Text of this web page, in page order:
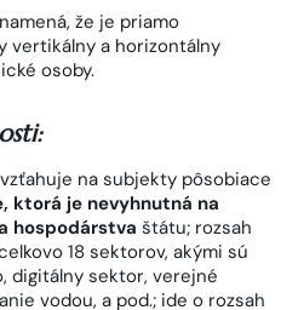
že je priamo
vertikálny a horizontálny
osoby.
na subjekty pôsobiace
je nevyhnutná na
hospodárstva štátu; rozsah
18 sektorov, akými sú
digitálny sektor, verejné
vodou, a pod.; ide o rozsah